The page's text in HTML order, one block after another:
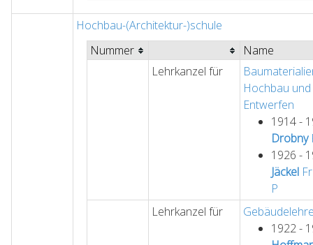
Hochbau-(Architektur-)schule
Nummer
Name
Lehrkanzel für
Hochbau und
Entwerfen
1914 -
Drobny
1926 -
Jäckel
P
Lehrkanzel für
1922 -